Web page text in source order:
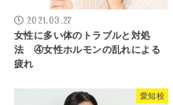
2021.03.27
女性に多い体のトラブルと対処
法 ④女性ホルモンの乱れによる
疲れ
愛知校